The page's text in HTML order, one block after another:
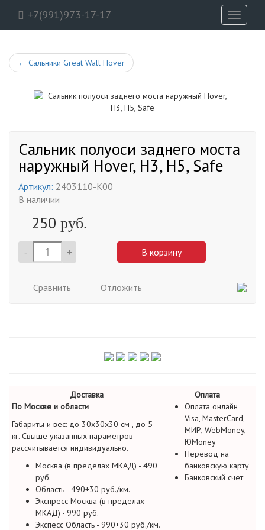
+7(991)973-17-17
Toggle
← Сальники Great Wall Hover
Сальник полуоси заднего моста
наружный Hover, H3, H5, Safe
Артикул: 2403110-K00
В наличии
250 руб.
- + В корзину
Сравнить Отложить
Доставка
Оплата
По Москве и области
Габариты и вес: до 30х30х30 см , до 5
кг. Свыше указанных параметров
рассчитывается индивидуально.
Москва (в пределах МКАД) - 490
руб.
Область - 490+30 руб./км.
Экспресс Москва (в пределах
МКАД) - 990 руб.
Экспесс Область - 990+30 руб./км.
Оплата онлайн
Visa, MasterCard,
МИР, WebMoney,
ЮMoney
Перевод на
банковскую карту
Банковский счет